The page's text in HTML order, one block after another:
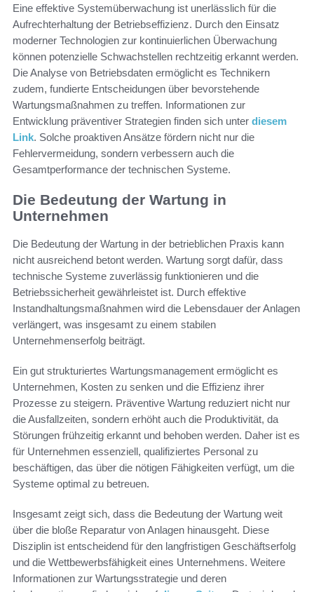
Eine effektive Systemüberwachung ist unerlässlich für die
Aufrechterhaltung der Betriebseffizienz. Durch den Einsatz
moderner Technologien zur kontinuierlichen Überwachung
können potenzielle Schwachstellen rechtzeitig erkannt werden.
Die Analyse von Betriebsdaten ermöglicht es Technikern
zudem, fundierte Entscheidungen über bevorstehende
Wartungsmaßnahmen zu treffen. Informationen zur
Entwicklung präventiver Strategien finden sich unter diesem
Link. Solche proaktiven Ansätze fördern nicht nur die
Fehlervermeidung, sondern verbessern auch die
Gesamtperformance der technischen Systeme.
Die Bedeutung der Wartung in
Unternehmen
Die Bedeutung der Wartung in der betrieblichen Praxis kann
nicht ausreichend betont werden. Wartung sorgt dafür, dass
technische Systeme zuverlässig funktionieren und die
Betriebssicherheit gewährleistet ist. Durch effektive
Instandhaltungsmaßnahmen wird die Lebensdauer der Anlagen
verlängert, was insgesamt zu einem stabilen
Unternehmenserfolg beiträgt.
Ein gut strukturiertes Wartungsmanagement ermöglicht es
Unternehmen, Kosten zu senken und die Effizienz ihrer
Prozesse zu steigern. Präventive Wartung reduziert nicht nur
die Ausfallzeiten, sondern erhöht auch die Produktivität, da
Störungen frühzeitig erkannt und behoben werden. Daher ist es
für Unternehmen essenziell, qualifiziertes Personal zu
beschäftigen, das über die nötigen Fähigkeiten verfügt, um die
Systeme optimal zu betreuen.
Insgesamt zeigt sich, dass die Bedeutung der Wartung weit
über die bloße Reparatur von Anlagen hinausgeht. Diese
Disziplin ist entscheidend für den langfristigen Geschäftserfolg
und die Wettbewerbsfähigkeit eines Unternehmens. Weitere
Informationen zur Wartungsstrategie und deren